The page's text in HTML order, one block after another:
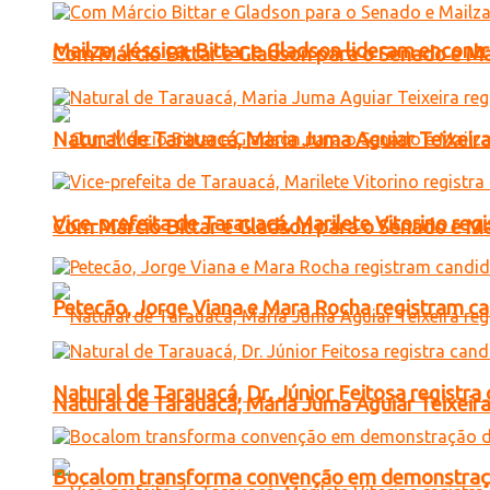
Mailza, Jéssica, Bittar e Gladson lideram
Com Márcio Bittar e Gladson para o Senado e
Natural de Tarauacá, Maria Juma Aguiar
Com Márcio Bittar e Gladson para o Senado e
Natural de Tarauacá, Maria Juma Aguiar
Vice-prefeita de Tarauacá, Marilete Vitorino
Petecão, Jorge Viana e Mara Rocha registram
Natural de Tarauacá, Dr. Júnior Feitosa
Bocalom transforma convenção em